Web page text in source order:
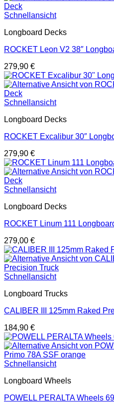
Schnellansicht
Longboard Decks
ROCKET Leon V2 38″
279,90 €
Schnellansicht
Longboard Decks
ROCKET Excalibur 30″
279,90 €
Schnellansicht
Longboard Decks
ROCKET Linum 111
279,00 €
Schnellansicht
Longboard Trucks
CALIBER III 125mm Raked
184,90 €
Schnellansicht
Longboard Wheels
POWELL PERALTA Wheels